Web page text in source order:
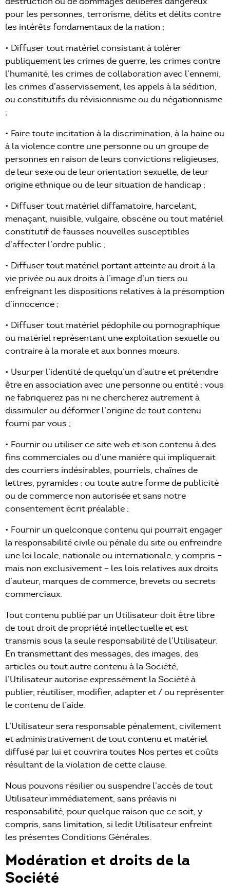
pour les personnes, terrorisme, délits et délits contre
les intérêts fondamentaux de la nation ;
• Diffuser tout matériel consistant à tolérer
publiquement les crimes de guerre, les crimes contre
l’humanité, les crimes de collaboration avec l’ennemi,
les crimes d’asservissement, les appels à la sédition,
ou constitutifs du révisionnisme ou du négationnisme
;
• Faire toute incitation à la discrimination, à la haine ou
à la violence contre une personne ou un groupe de
personnes en raison de leurs convictions religieuses,
de leur sexe ou de leur orientation sexuelle, de leur
origine ethnique ou de leur situation de handicap ;
• Diffuser tout matériel diffamatoire, harcelant,
menaçant, nuisible, vulgaire, obscène ou tout matériel
constitutif de fausses nouvelles susceptibles
d’affecter l’ordre public ;
• Diffuser tout matériel portant atteinte au droit à la
vie privée ou aux droits à l’image d’un tiers ou
enfreignant les dispositions relatives à la présomption
d’innocence ;
• Diffuser tout matériel pédophile ou pornographique
ou matériel représentant une exploitation sexuelle ou
contraire à la morale et aux bonnes mœurs.
• Usurper l’identité de quelqu’un d’autre et prétendre
être en association avec une personne ou entité ; vous
ne fabriquerez pas ni ne chercherez autrement à
dissimuler ou déformer l’origine de tout contenu
fourni par vous ;
• Fournir ou utiliser ce site web et son contenu à des
fins commerciales ou d’une manière qui impliquerait
des courriers indésirables, pourriels, chaînes de
lettres, pyramides ; ou toute autre forme de publicité
ou de commerce non autorisée et sans notre
consentement écrit préalable ;
• Fournir un quelconque contenu qui pourrait engager
la responsabilité civile ou pénale du site ou enfreindre
une loi locale, nationale ou internationale, y compris –
mais non exclusivement – les lois relatives aux droits
d’auteur, marques de commerce, brevets ou secrets
commerciaux.
Tout contenu publié par un Utilisateur doit être libre
de tout droit de propriété intellectuelle et est
transmis sous la seule responsabilité de l’Utilisateur.
En transmettant des messages, des images, des
articles ou tout autre contenu à la Société,
l’Utilisateur autorise expressément la Société à
publier, réutiliser, modifier, adapter et / ou représenter
le contenu de l’aide.
L’Utilisateur sera responsable pénalement, civilement
et administrativement de tout contenu et matériel
diffusé par lui et couvrira toutes Nos pertes et coûts
résultant de la violation de cette clause.
Nous pouvons résilier ou suspendre l’accès de tout
Utilisateur immédiatement, sans préavis ni
responsabilité, pour quelque raison que ce soit, y
compris, sans limitation, si ledit Utilisateur enfreint
les présentes Conditions Générales.
Modération et droits de la
Société